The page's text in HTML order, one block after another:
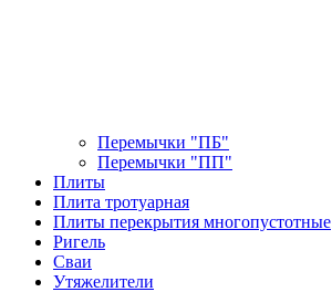
Перемычки "ПБ"
Перемычки "ПП"
Плиты
Плита тротуарная
Плиты перекрытия многопустотные
Ригель
Сваи
Утяжелители